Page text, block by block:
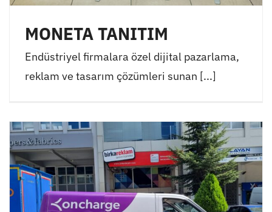
MONETA TANITIM
Endüstriyel firmalara özel dijital pazarlama,
reklam ve tasarım çözümleri sunan [...]